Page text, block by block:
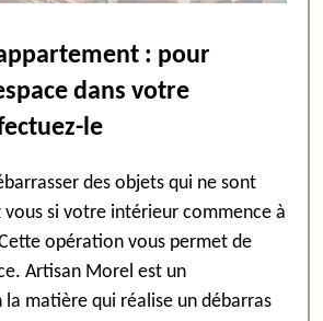
: pour
dans votre
le
des objets qui ne sont
vous si votre intérieur commence à
opération vous permet de
Artisan Morel est un
la matière qui réalise un débarras